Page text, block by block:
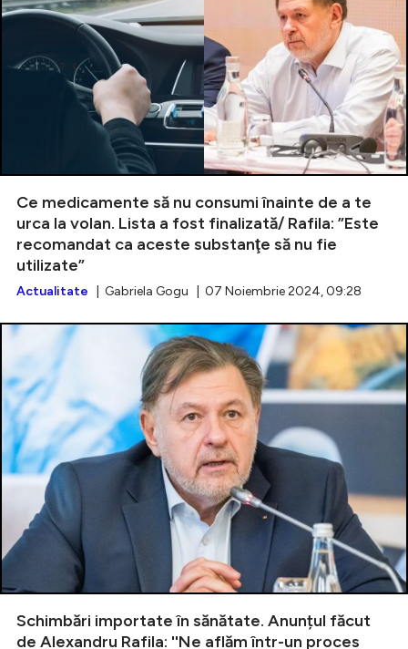
Ce medicamente să nu consumi înainte de a te
urca la volan. Lista a fost finalizată/ Rafila: ”Este
recomandat ca aceste substanţe să nu fie
utilizate”
Actualitate | Gabriela Gogu | 07 Noiembrie 2024, 09:28
Schimbări importate în sănătate. Anunțul făcut
de Alexandru Rafila: ''Ne aflăm într-un proces